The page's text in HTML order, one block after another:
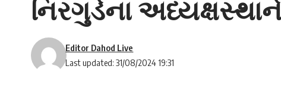
નિરગુડેના
Last updated: 31/08/2024 19:31
Editor Dahod Live